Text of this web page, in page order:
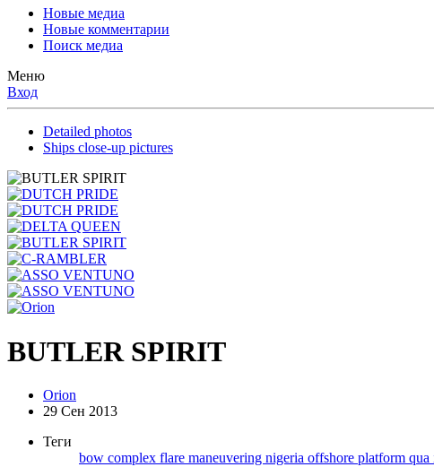
Новые медиа
Новые комментарии
Поиск медиа
Меню
Вход
Detailed photos
Ships close-up pictures
BUTLER SPIRIT
Orion
29 Сен 2013
Теги
bow complex flare maneuvering nigeria offshore platform qua